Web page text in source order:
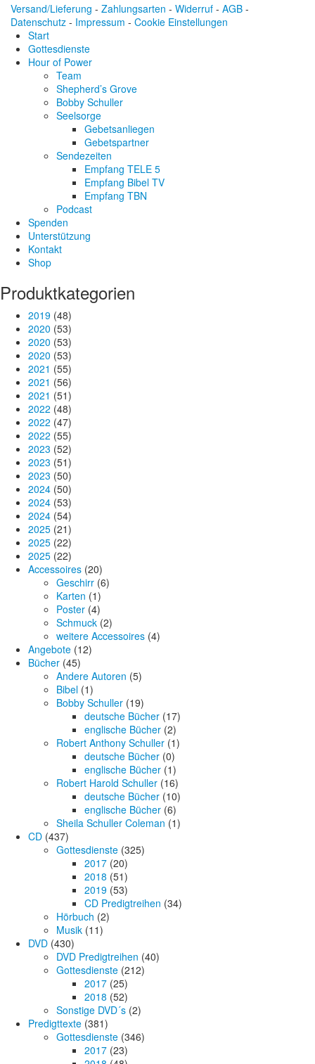
Versand/Lieferung - Zahlungsarten - Widerruf - AGB -
Datenschutz - Impressum - Cookie Einstellungen
Start
Gottesdienste
Hour of Power
Team
Shepherd’s Grove
Bobby Schuller
Seelsorge
Gebetsanliegen
Gebetspartner
Sendezeiten
Empfang TELE 5
Empfang Bibel TV
Empfang TBN
Podcast
Spenden
Unterstützung
Kontakt
Shop
Produktkategorien
2019 (48)
2020 (53)
2020 (53)
2020 (53)
2021 (55)
2021 (56)
2021 (51)
2022 (48)
2022 (47)
2022 (55)
2023 (52)
2023 (51)
2023 (50)
2024 (50)
2024 (53)
2024 (54)
2025 (21)
2025 (22)
2025 (22)
Accessoires (20)
Geschirr (6)
Karten (1)
Poster (4)
Schmuck (2)
weitere Accessoires (4)
Angebote (12)
Bücher (45)
Andere Autoren (5)
Bibel (1)
Bobby Schuller (19)
deutsche Bücher (17)
englische Bücher (2)
Robert Anthony Schuller (1)
deutsche Bücher (0)
englische Bücher (1)
Robert Harold Schuller (16)
deutsche Bücher (10)
englische Bücher (6)
Sheila Schuller Coleman (1)
CD (437)
Gottesdienste (325)
2017 (20)
2018 (51)
2019 (53)
CD Predigtreihen (34)
Hörbuch (2)
Musik (11)
DVD (430)
DVD Predigtreihen (40)
Gottesdienste (212)
2017 (25)
2018 (52)
Sonstige DVD´s (2)
Predigttexte (381)
Gottesdienste (346)
2017 (23)